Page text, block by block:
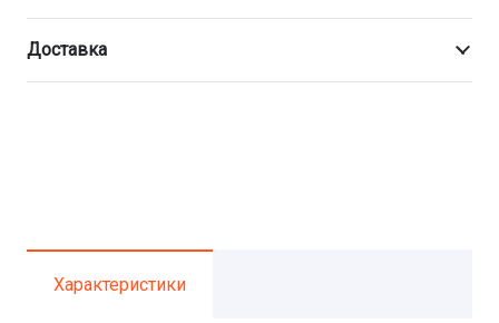
12Х18Н10Т
АТК
24.200.02-
Доставка
Характеристики